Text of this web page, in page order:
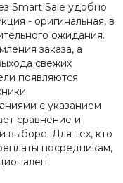
Smart Sale удобно
- оригинальная, в
ожидания.
заказа, а
свежих
появляются
с указанием
сравнение и
выборе. Для тех, кто
посредникам,